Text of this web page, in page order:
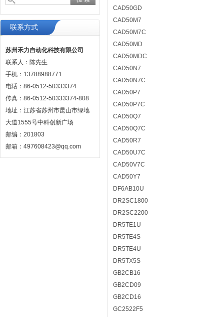
联系方式
苏州禾力自动化科技有限公司
联系人：陈先生
手机：13788988771
电话：86-0512-50333374
传真：86-0512-50333374-808
地址：江苏省苏州市昆山市绿地
大道1555号中科创新广场
邮编：201803
邮箱：497608423@qq.com
CAD50GD
CAD50M7
CAD50M7C
CAD50MD
CAD50MDC
CAD50N7
CAD50N7C
CAD50P7
CAD50P7C
CAD50Q7
CAD50Q7C
CAD50R7
CAD50U7C
CAD50V7C
CAD50Y7
DF6AB10U
DR2SC1800
DR2SC2200
DR5TE1U
DR5TE4S
DR5TE4U
DR5TX5S
GB2CB16
GB2CD09
GB2CD16
GC2522F5